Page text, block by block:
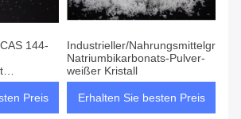
144-
grad-
Preis
Industrieller/Nahrungsmittelgrad-
Natriumbikarbonats-Pulver-
weißer Kristall
Erhalten Sie besten Preis